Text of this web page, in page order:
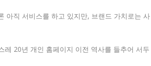
아직 서비스를 하고 있지만, 브랜드 가치로는 사
20년 개인 홈페이지 이전 역사를 들추어 서두